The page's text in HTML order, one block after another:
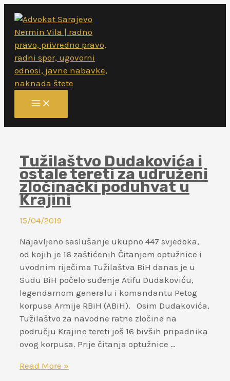
content
MAIN
MENU
Tužilaštvo Dudakovića i
ostale tereti za udruženi
zločinački poduhvat u
Krajini
15/04/2019
Najavljeno saslušanje ukupno 447 svjedoka,
od kojih je 16 zaštićenih Čitanjem optužnice i
uvodnim riječima Tužilaštva BiH danas je u
Sudu BiH počelo suđenje Atifu Dudakoviću,
legendarnom generalu i komandantu Petog
korpusa Armije RBiH (ABiH). Osim Dudakovića,
Tužilaštvo za navodne ratne zločine na
području Krajine tereti još 16 bivših pripadnika
ovog korpusa. Prije čitanja optužnice …
Tužilaštvo
Read More »